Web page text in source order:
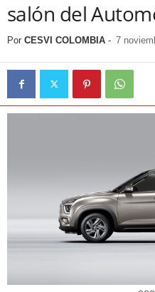
salón del
Por CESVI COLOMBIA - 7